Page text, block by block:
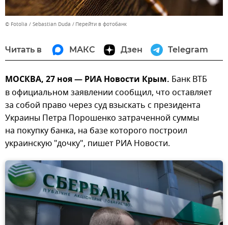
© Fotolia / Sebastian Duda Перейти в фотобанк
Читать в МАКС Дзен Telegram
МОСКВА, 27 ноя — РИА Новости Крым. Банк ВТБ
в официальном заявлении сообщил, что оставляет
за собой право через суд взыскать с президента
Украины Петра Порошенко затраченной суммы
на покупку банка, на базе которого построил
украинскую "дочку", пишет РИА Новости.